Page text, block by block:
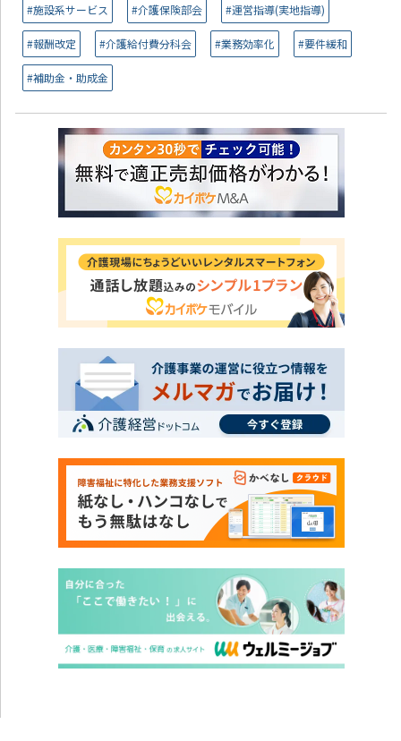
#施設系サービス #介護保険部会 #運営指導(実地指導)
#報酬改定 #介護給付費分科会 #業務効率化 #要件緩和
#補助金・助成金